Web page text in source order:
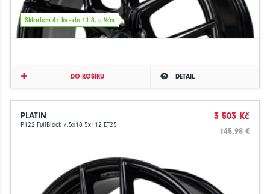
Skladem 4+ ks - do 11.8. u Vás
DO KOŠÍKU DETAIL
PLATIN
P122 FullBlack 7,5x18 5x112 ET25
3 503 Kč
145.98 €